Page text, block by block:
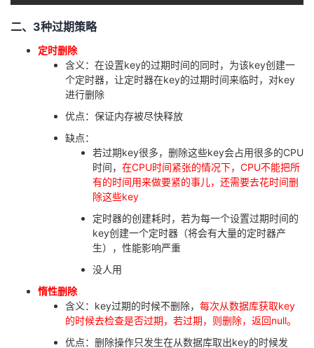
二、3种过期策略
定时删除
含义：在设置key的过期时间的同时，为该key创建一
个定时器，让定时器在key的过期时间来临时，对key
进行删除
优点：保证内存被尽快释放
缺点：
若过期key很多，删除这些key会占用很多的CPU
时间， 在CPU时间紧张的情况下，CPU不能把所
有的时间用来做要紧的事儿，还需要去花时间删
除这些key
定时器的创建耗时，若为每一个设置过期时间的
key创建一个定时器（将会有大量的定时器产
生），性能影响严重
没人用
惰性删除
含义：key过期的时候不删除， 每次从数据库获取key
的时候去检查是否过期，若过期，则删除，返回null。
优点：删除操作只发生在从数据库取出key的时候发